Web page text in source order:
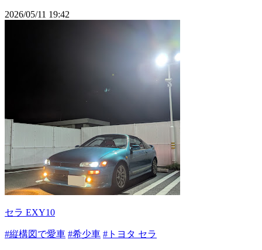
2026/05/11 19:42
セラ EXY10
#縦構図で愛車 #希少車 #トヨタ セラ